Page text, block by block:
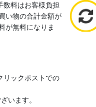
数料はお客様負担
い物の合計金額が
が無料になりま
リックポストでの
います。